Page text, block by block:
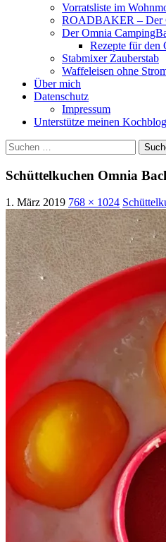
Vorratsliste im
ROADBAKER – Der
Der Omnia
Rezepte für den
Stabmixer Zauberstab
Waffeleisen ohne
Über mich
Datenschutz
Impressum
Unterstütze meinen
Suchen
nach:
Schüttelkuchen Omnia
1. März 2019 768 × 1024